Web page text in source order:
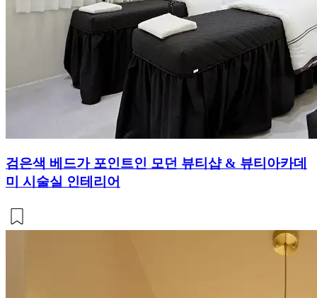
검은색 베드가 포인트인 모던 뷰티샵 & 뷰티아카데
미 시술실 인테리어